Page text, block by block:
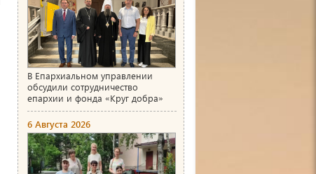
В Епархиальном управлении
обсудили сотрудничество
епархии и фонда «Круг добра»
6 Августа 2026